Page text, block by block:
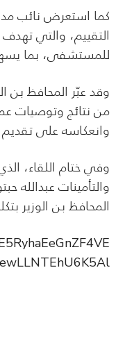
كما استعرض نائب
التقييم، والتي تهدف
للمستشفى، بما
وقد عبّر المحافظ بن
من نتائج وتوصيات
وانعكاسه على
وفي ختام اللقاء،
والتأمينات عبدالله
المحافظ بن الوزير